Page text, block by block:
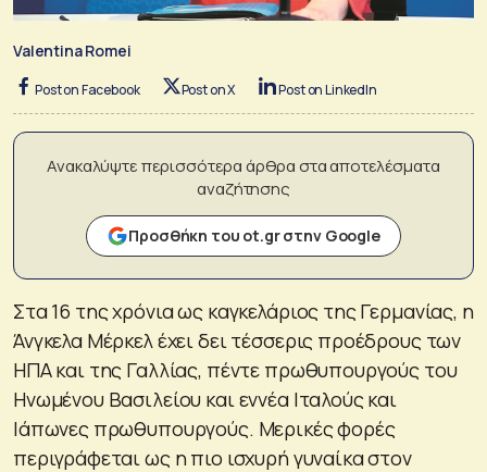
Valentina Romei
Post on Facebook Post on X Post on LinkedIn
Ανακαλύψτε περισσότερα άρθρα στα αποτελέσματα
αναζήτησης
Προσθήκη του ot.gr στην Google
Στα 16 της χρόνια ως καγκελάριος της Γερμανίας, η
Άνγκελα Μέρκελ έχει δει τέσσερις προέδρους των
ΗΠΑ και της Γαλλίας, πέντε πρωθυπουργούς του
Ηνωμένου Βασιλείου και εννέα Ιταλούς και
Ιάπωνες πρωθυπουργούς. Μερικές φορές
περιγράφεται ως η πιο ισχυρή γυναίκα στον